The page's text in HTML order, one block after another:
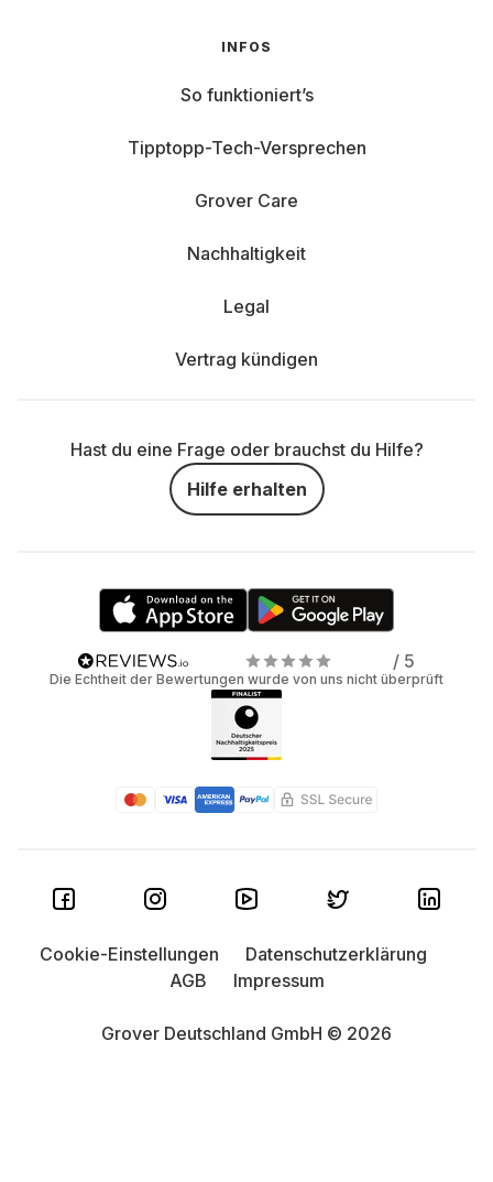
INFOS
So funktioniert’s
Tipptopp-Tech-Versprechen
Grover Care
Nachhaltigkeit
Legal
Vertrag kündigen
Hast du eine Frage oder brauchst du Hilfe?
Hilfe erhalten
/ 5
Die Echtheit der Bewertungen wurde von uns nicht überprüft
Grover Deutschland GmbH © 2026
Cookie-Einstellungen
Datenschutzerklärung
AGB
Impressum